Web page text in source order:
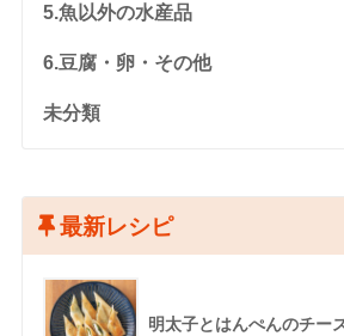
5.魚以外の水産品
6.豆腐・卵・その他
未分類
最新レシピ
明太子とはんぺんのチー